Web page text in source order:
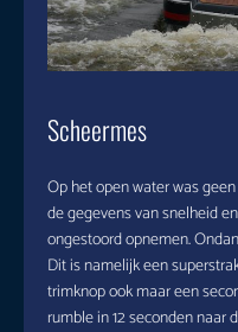
Scheermes
Op het open water was
de gegevens van snelheid
ongestoord opnemen.
Dit is namelijk een
trimknop ook maar een
rumble in 12 seconden naar